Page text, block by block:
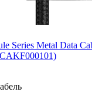
Series Metal Data